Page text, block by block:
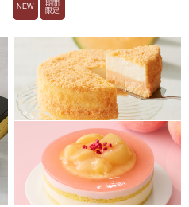
NEW
期間
限定